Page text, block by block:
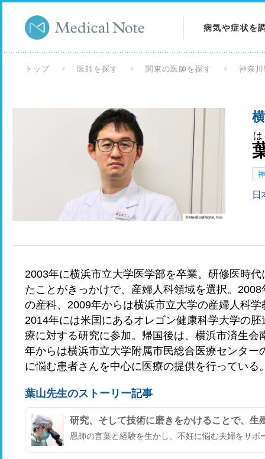
病気や症状を
検査を調べる
トップ 医師を探す 関東の医師を探す 神奈
日
2003年に横浜市立大学医学部を卒業。研修医時
たことがきっかけで、産婦人科領域を選択。
の産科、2009年からは横浜市立大学の産婦人科
2014年には米国にあるオレゴン健康科学大学の
療に対する研究に参加。帰国後は、横浜市済生
年からは横浜市立大学附属市民総合医療センタ
に悩む患者さんを中心に医療の提供を行っている
葉山先生のストーリー記事
研究、そして技術に磨きをかけることで、生
恩師の言葉と経験を生かし、不妊に悩む夫婦をサ